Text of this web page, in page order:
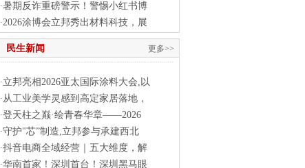
·暑期反诈重磅警示！警惕小红书博
·2026涂博会立邦秀出材料科技，展
民生新闻 更多>>
·立邦亮相2026亚太国际涂料大会,以
·从工业美学灵感到高定家居落地，
·登天柱之巅·绘青春华章——2026
·守护"芯”制造,立邦参与承建西北
·抖音电商全域经营｜五大维度，解
·华南首家！深圳首台！深圳黑马眼